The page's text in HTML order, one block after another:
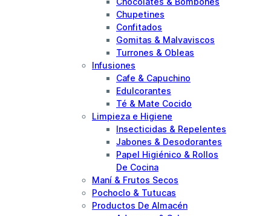
Chupetines
Confitados
Gomitas & Malvaviscos
Turrones & Obleas
Infusiones
Cafe & Capuchino
Edulcorantes
Té & Mate Cocido
Limpieza e Higiene
Insecticidas & Repelentes
Jabones & Desodorantes
Papel Higiénico & Rollos
De Cocina
Maní & Frutos Secos
Pochoclo & Tutucas
Productos De Almacén